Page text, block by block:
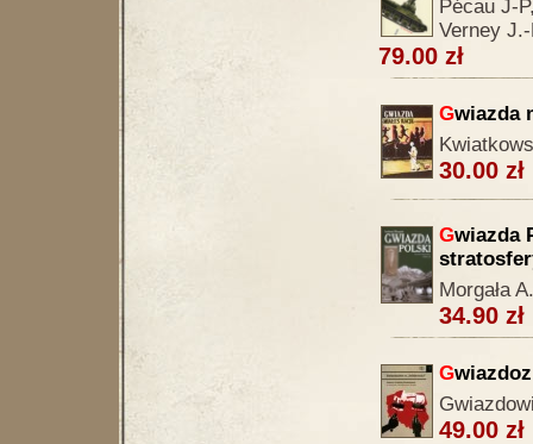
Pécau J-
Verney J.-
79.00 zł
Gwiazda
30.00 zł
Gwiazda
Morgała A.
34.90 zł
G
49.00 zł